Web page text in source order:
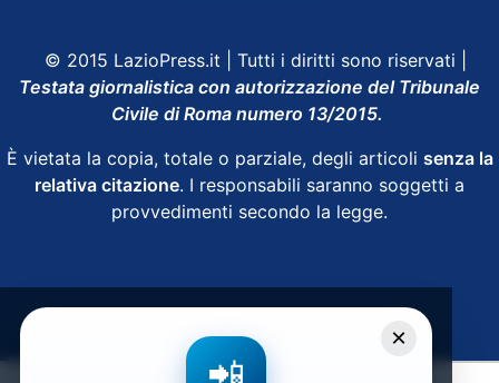
© 2015 LazioPress.it | Tutti i diritti sono riservati |
Testata giornalistica con autorizzazione del Tribunale
Civile di Roma numero 13/2015.
È vietata la copia, totale o parziale, degli articoli senza la
relativa citazione. I responsabili saranno soggetti a
provvedimenti secondo la legge.
×